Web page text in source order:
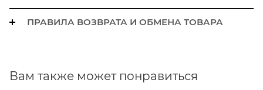
ПРАВИЛА ВОЗВРАТА И ОБМЕНА ТОВАРА
Вам также может понравиться